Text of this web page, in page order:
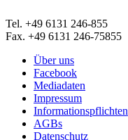
Tel. +49 6131 246-855
Fax. +49 6131 246-75855
Über uns
Facebook
Mediadaten
Impressum
Informationspflichten
AGBs
Datenschutz